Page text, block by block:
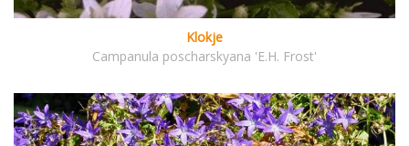
Klokje
Campanula poscharskyana 'E.H. Frost'